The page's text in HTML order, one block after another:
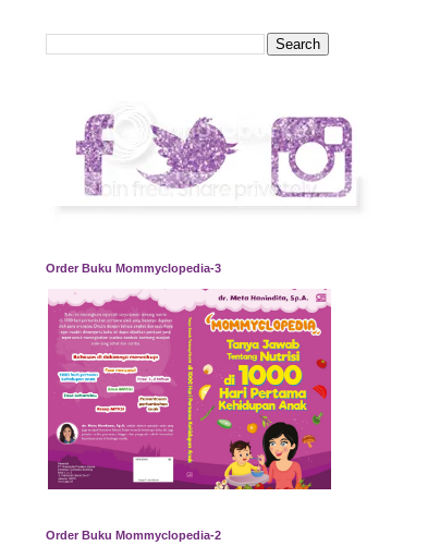
Order Buku Mommyclopedia-3
Order Buku Mommyclopedia-2